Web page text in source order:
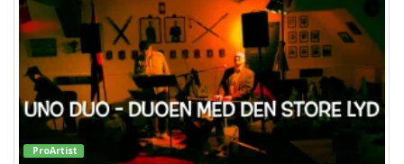
ProArtist